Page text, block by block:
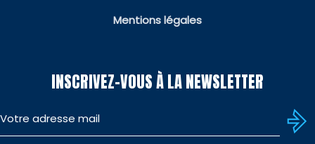
Mentions légales
INSCRIVEZ-VOUS À LA NEWSLETTER